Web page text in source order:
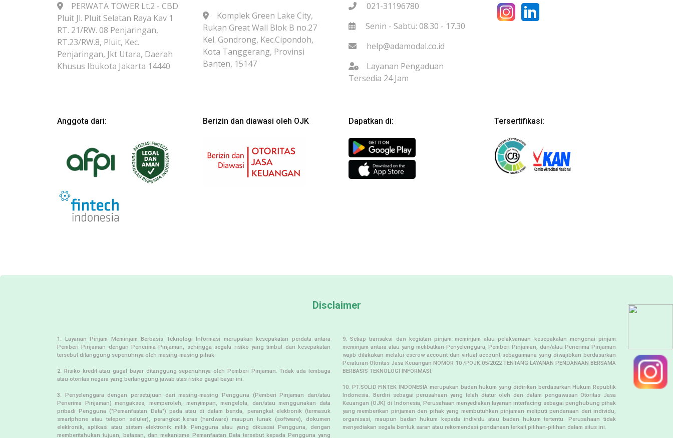
PERWATA TOWER Lt.2 - CBD
Pluit Jl. Pluit Selatan Raya Kav 1
RT. 21/RW. 08 Penjaringan,
RT.23/RW.8, Pluit, Kec.
Penjaringan, Jkt Utara, Daerah
Khusus Ibukota Jakarta 14440
Komplek Green Lake City,
Rukan Great Wall Blok B no.27
Kel. Gondrong, Kec.Cipondoh,
Kota Tanggerang, Provinsi
Banten, 15147
021-31196780
Senin - Sabtu: 08.30 - 17.30
help@adamodal.co.id
Layanan Pengaduan
Tersedia 24 Jam
Anggota dari: Berizin dan diawasi oleh OJK Dapatkan di: Tersertifikasi:
Disclaimer
1. Layanan Pinjam Meminjam Berbasis Teknologi Informasi merupakan kesepakatan perdata antara
Pemberi Pinjaman dengan Penerima Pinjaman, sehingga segala risiko yang timbul dari kesepakatan
tersebut ditanggung sepenuhnya oleh masing-masing pihak.
2. Risiko kredit atau gagal bayar ditanggung sepenuhnya oleh Pemberi Pinjaman. Tidak ada lembaga
atau otoritas negara yang bertanggung jawab atas risiko gagal bayar ini.
3. Penyelenggara dengan persetujuan dari masing-masing Pengguna (Pemberi Pinjaman dan/atau
Penerima Pinjaman) mengakses, memperoleh, menyimpan, mengelola, dan/atau menggunakan data
pribadi Pengguna ("Pemanfaatan Data") pada atau di dalam benda, perangkat elektronik (termasuk
smartphone atau telepon seluler), perangkat keras (hardware) maupun lunak (software), dokumen
elektronik, aplikasi atau sistem elektronik milik Pengguna atau yang dikuasai Pengguna, dengan
memberitahukan tujuan, batasan, dan mekanisme Pemanfaatan Data tersebut kepada Pengguna yang
9. Setiap transaksi dan kegiatan pinjam meminjam atau pelaksanaan kesepakatan mengenai pinjam
meminjam antara atau yang melibatkan Penyelenggara, Pemberi Pinjaman, dan/atau Penerima Pinjaman
wajib dilakukan melalui escrow account dan virtual account sebagaimana yang diwajibkan berdasarkan
Peraturan Otoritas Jasa Keuangan NOMOR 10 /POJK.05/2022 TENTANG LAYANAN PENDANAAN BERSAMA
BERBASIS TEKNOLOGI INFORMASI.
10. PT.SOLID FINTEK INDONESIA merupakan badan hukum yang didirikan berdasarkan Hukum Republik
Indonesia. Berdiri sebagai perusahaan yang telah diatur oleh dan dalam pengawasan Otoritas Jasa
Keuangan (OJK) di Indonesia, Perusahaan menyediakan layanan interfacing sebagai penghubung pihak
yang memberikan pinjaman dan pihak yang membutuhkan pinjaman meliputi pendanaan dari individu,
organisasi, maupun badan hukum kepada individu atau badan hukum tertentu. Perusahaan tidak
menyediakan segala bentuk saran atau rekomendasi pendanaan terkait pilihan-pilihan dalam situs ini.